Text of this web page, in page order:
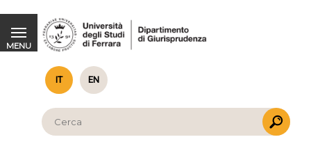
IT EN
MENU